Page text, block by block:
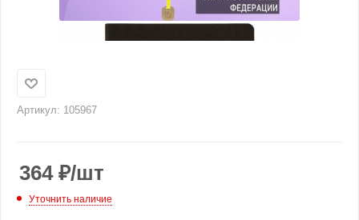
Артикул: 105967
364₽/шт
Уточнить наличие